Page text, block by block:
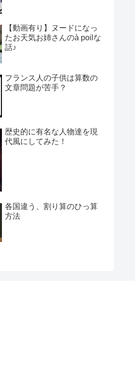
【動画有り】ヌードになっ
たお天気お姉さんのà poilな
話♪
フランス人の子供は算数の
文章問題が苦手？
歴史的に有名な人物達を現
代風にしてみた！
各国違う、割り算のひっ算
方法